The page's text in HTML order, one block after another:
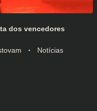
dos vencedores
Notícias